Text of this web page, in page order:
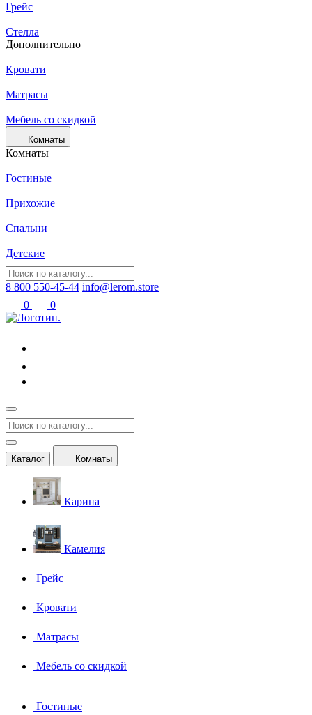
Грейс
Стелла
Дополнительно
Кровати
Матрасы
Мебель со скидкой
Комнаты
Комнаты
Гостиные
Прихожие
Спальни
Детские
8 800 550-45-44 info@lerom.store
0
0
Каталог Комнаты
Карина
Камелия
Грейс
Кровати
Матрасы
Мебель со скидкой
Гостиные